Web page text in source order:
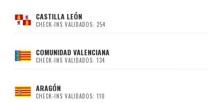
CASTILLA LEÓN
CHECK-INS VALIDADOS: 254
COMUNIDAD VALENCIANA
CHECK-INS VALIDADOS: 134
ARAGÓN
CHECK-INS VALIDADOS: 110